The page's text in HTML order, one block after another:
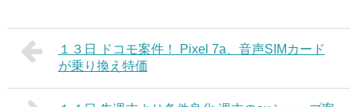
１３日 ドコモ案件！ Pixel 7a、音声SIMカード
が乗り換え特価